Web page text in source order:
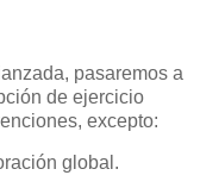
pasaremos a
de ejercicio
excepto:
global.